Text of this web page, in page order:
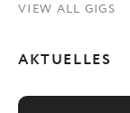
VIEW ALL GIGS
AKTUELLES